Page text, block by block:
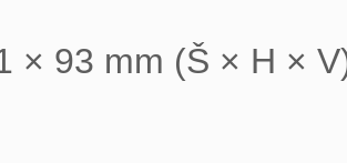
× 93 mm (Š × H ×